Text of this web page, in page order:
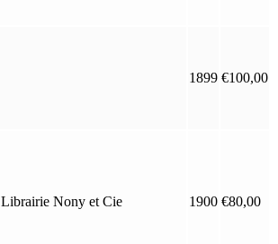
1899 €100,00
Librairie Nony et Cie 1900 €80,00